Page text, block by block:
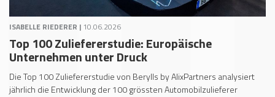
ISABELLE RIEDERER | 10.06.2026
Top 100 Zuliefererstudie: Europäische
Unternehmen unter Druck
Die Top 100 Zuliefererstudie von Berylls by AlixPartners analysiert
jährlich die Entwicklung der 100 grössten Automobilzulieferer